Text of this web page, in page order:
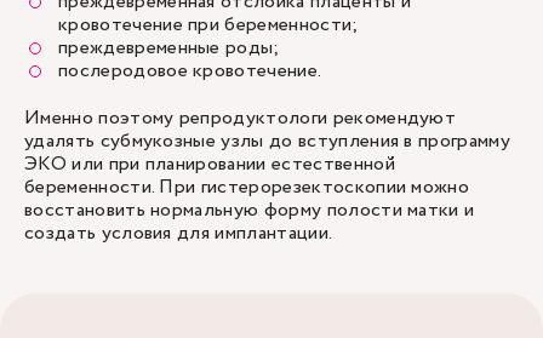
кровотечение при беременности;
преждевременные роды;
послеродовое кровотечение.
Именно поэтому репродуктологи рекомендуют
удалять субмукозные узлы до вступления в программу
ЭКО или при планировании естественной
беременности. При гистерорезектоскопии можно
восстановить нормальную форму полости матки и
создать условия для имплантации.